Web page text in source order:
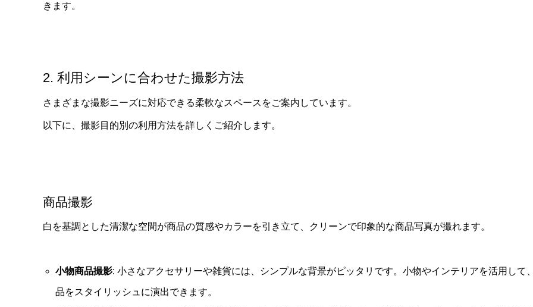
きます。
2. 利用シーンに合わせた撮影方法
さまざまな撮影ニーズに対応できる柔軟なスペースをご案内しています。
以下に、撮影目的別の利用方法を詳しくご紹介します。
商品撮影
白を基調とした清潔な空間が商品の質感やカラーを引き立て、クリーンで印象的な商品写真が撮れます。
小物商品撮影: 小さなアクセサリーや雑貨には、シンプルな背景がピッタリです。小物やインテリアを活用して
品をスタイリッシュに演出できます。